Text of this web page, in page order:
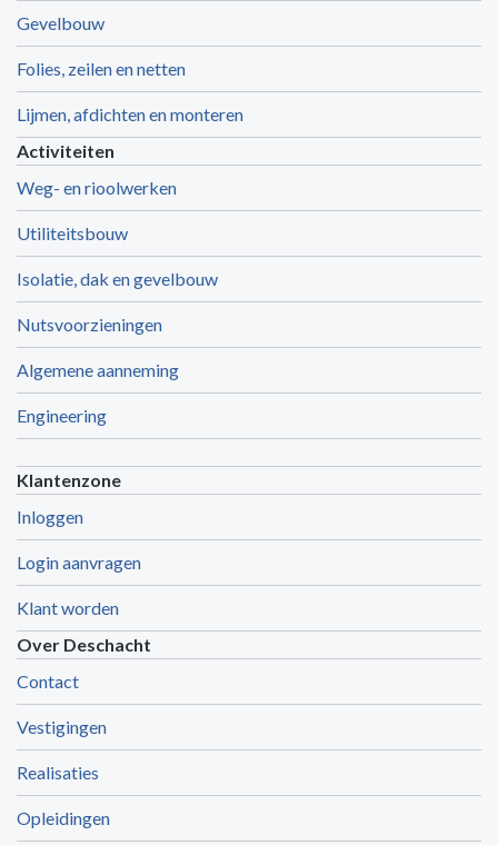
Gevelbouw
Folies, zeilen en netten
Lijmen, afdichten en monteren
Activiteiten
Weg- en rioolwerken
Utiliteitsbouw
Isolatie, dak en gevelbouw
Nutsvoorzieningen
Algemene aanneming
Engineering
Klantenzone
Inloggen
Login aanvragen
Klant worden
Over Deschacht
Contact
Vestigingen
Realisaties
Opleidingen